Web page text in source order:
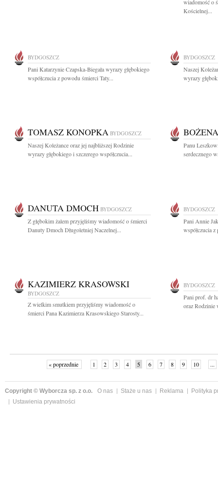
wiadomość o
Kościelnej...
BYDGOSZCZ
Pani Katarzynie Czapska-Biegała wyrazy głębokiego
współczucia z powodu śmierci Taty...
BYDGOSZCZ
Naszej
wyrazy
TOMASZ KONOPKA BYDGOSZCZ
Naszej Koleżance oraz jej najbliższej Rodzinie
wyrazy głębokiego i szczerego współczucia...
Panu
serdecznego
DANUTA DMOCH BYDGOSZCZ
Z głębokim żalem przyjęliśmy wiadomość o śmierci
Danuty Dmoch Długoletniej Naczelnej...
BYDGOSZCZ
Pani Annie
współczucia
KAZIMIERZ KRASOWSKI
BYDGOSZCZ
Z wielkim smutkiem przyjęliśmy wiadomość o
śmierci Pana Kazimierza Krasowskiego Starosty...
BYDGOSZCZ
Pani prof. dr
oraz Rodzinie
« poprzednie 1 2 3 4 5 6 7 8 9 10 ...
Copyright © Wyborcza sp. z o.o. O nas Staże u nas Reklama
Polityka
Ustawienia prywatności